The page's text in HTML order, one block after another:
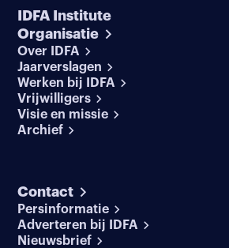
IDFA Institute
Organisatie
Over IDFA
Jaarverslagen
Werken bij IDFA
Vrijwilligers
Visie en missie
Archief
Contact
Persinformatie
Adverteren bij IDFA
Nieuwsbrief